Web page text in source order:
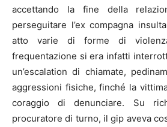
accettando la fine della
perseguitare l’ex compagna
atto varie di forme di
frequentazione si era infatti
un’escalation di chiamate,
aggressioni fisiche, finché la
coraggio di denunciare. Su
procuratore di turno, il gip aveva